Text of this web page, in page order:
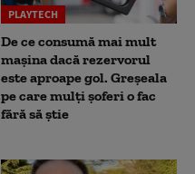
PLAYTECH
De ce consumă mai mult
mașina dacă rezervorul
este aproape gol. Greșeala
pe care mulți șoferi o fac
fără să știe